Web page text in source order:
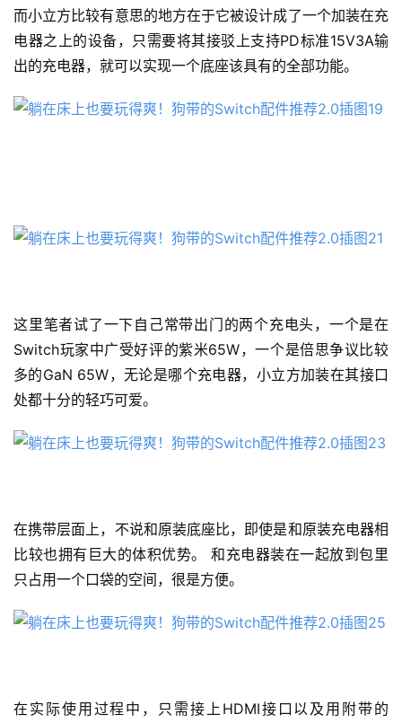
而小立方比较有意思的地方在于它被设计成了一个加装在充
电器之上的设备，只需要将其接驳上支持PD标准15V3A输
出的充电器，就可以实现一个底座该具有的全部功能。
这里笔者试了一下自己常带出门的两个充电头，一个是在
Switch玩家中广受好评的紫米65W，一个是倍思争议比较
多的GaN 65W，无论是哪个充电器，小立方加装在其接口
处都十分的轻巧可爱。
在携带层面上，不说和原装底座比，即使是和原装充电器相
比较也拥有巨大的体积优势。 和充电器装在一起放到包里
只占用一个口袋的空间，很是方便。
在实际使用过程中，只需接上HDMI接口以及用附带的